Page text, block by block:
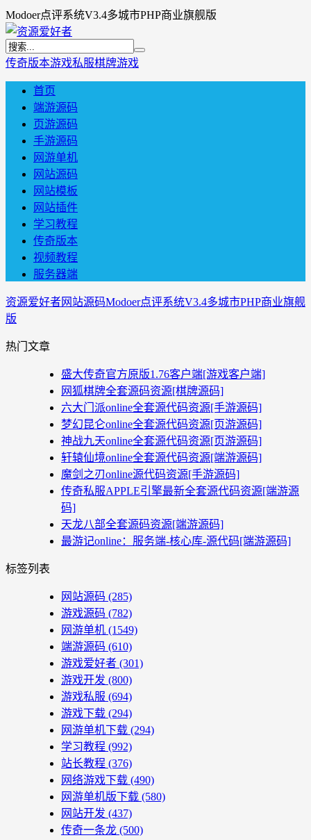
Modoer点评系统V3.4多城市PHP商业旗舰版
传奇版本游戏私服棋牌游戏
首页
端游源码
页游源码
手游源码
网游单机
网站源码
网站模板
网站插件
学习教程
传奇版本
视频教程
服务器端
资源爱好者网站源码Modoer点评系统V3.4多城市PHP商业旗舰
版
热门文章
盛大传奇官方原版1.76客户端[游戏客户端]
网狐棋牌全套源码资源[棋牌源码]
六大门派online全套源代码资源[手游源码]
梦幻昆仑online全套源代码资源[页游源码]
神战九天online全套源代码资源[页游源码]
轩辕仙境online全套源代码资源[端游源码]
魔剑之刃online源代码资源[手游源码]
传奇私服APPLE引擎最新全套源代码资源[端游源
码]
天龙八部全套源码资源[端游源码]
最游记online：服务端-核心库-源代码[端游源码]
标签列表
网站源码 (285)
游戏源码 (782)
网游单机 (1549)
端游源码 (610)
游戏爱好者 (301)
游戏开发 (800)
游戏私服 (694)
游戏下载 (294)
网游单机下载 (294)
学习教程 (992)
站长教程 (376)
网络游戏下载 (490)
网游单机版下载 (580)
网站开发 (437)
传奇一条龙 (500)